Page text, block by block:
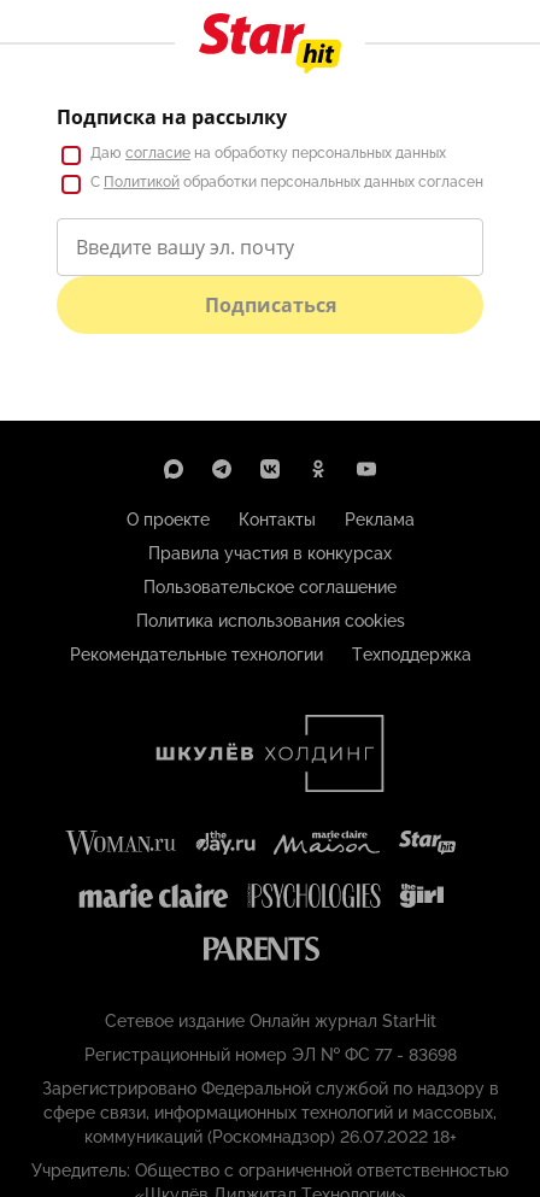
Подписка на рассылку
Даю согласие на обработку персональных данных
С Политикой обработки персональных данных согласен
Подписаться
О проекте Контакты
Реклама
Правила участия в конкурсах
Пользовательское соглашение
Политика использования cookies
Рекомендательные технологии
Техподдержка
Сетевое издание Онлайн журнал StarHit
Регистрационный номер ЭЛ № ФС 77 - 83698
Зарегистрировано Федеральной службой по надзору в
сфере связи, информационных технологий и массовых,
коммуникаций (Роскомнадзор) 26.07.2022 18+
Учредитель: Общество с ограниченной ответственностью